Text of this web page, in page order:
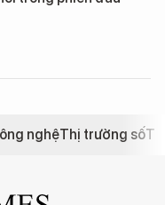
nghệThị trường số